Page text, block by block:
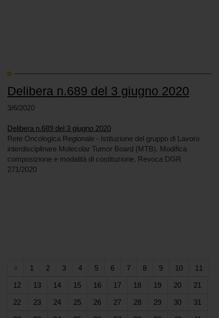
Delibera n.689 del 3 giugno 2020
3/6/2020
Delibera n.689 del 3 giugno 2020
Rete Oncologica Regionale - Istituzione del gruppo di Lavoro
interdisciplinare Molecolar Tumor Board (MTB). Modifica
composizione e modalità di costituzione. Revoca DGR
271/2020
« 1 (current)
2 (current)
3(current)
4(current)
5(current)
6(current)
7(current)
8(current)
9(current)
10(current)
11
12 (current)
13(current)
14(current)
15(current)
16(current)
17(current)
18(current)
19(current)
20(current)
21
22 (current)
23(current)
24(current)
25(current)
26(current)
27(current)
28(current)
29(current)
30(current)
31